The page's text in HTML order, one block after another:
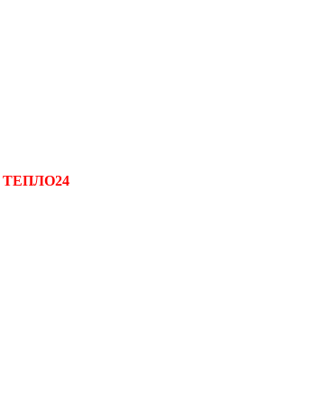
ТЕПЛО24